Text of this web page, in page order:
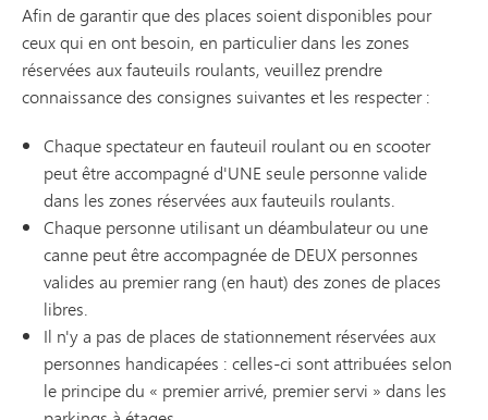
Afin de garantir que des places soient disponibles pour
ceux qui en ont besoin, en particulier dans les zones
réservées aux fauteuils roulants, veuillez prendre
connaissance des consignes suivantes et les respecter :
Chaque spectateur en fauteuil roulant ou en scooter
peut être accompagné d'UNE seule personne valide
dans les zones réservées aux fauteuils roulants.
Chaque personne utilisant un déambulateur ou une
canne peut être accompagnée de DEUX personnes
valides au premier rang (en haut) des zones de places
libres.
Il n'y a pas de places de stationnement réservées aux
personnes handicapées : celles-ci sont attribuées selon
le principe du « premier arrivé, premier servi » dans les